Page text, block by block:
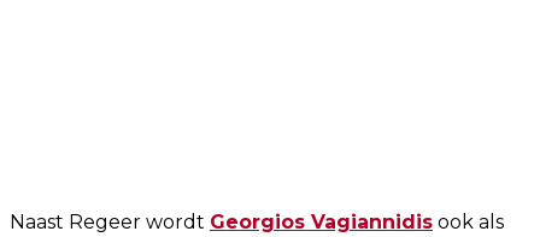
Naast Regeer wordt Georgios Vagiannidis ook als